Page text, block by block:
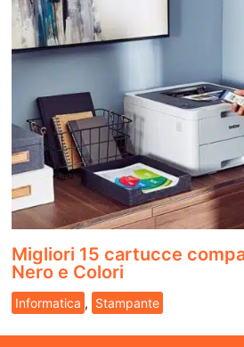
Migliori 15 cartucce
Nero e Colori
Informatica , Stampante